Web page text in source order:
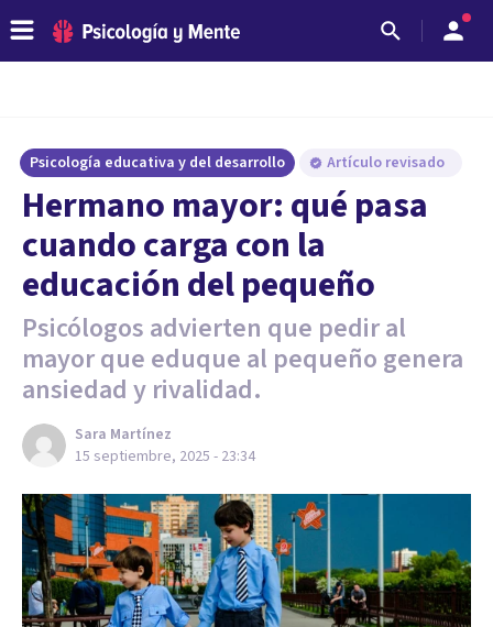
Psicología educativa y del desarrollo Artículo revisado
Hermano mayor: qué pasa
cuando carga con la
educación del pequeño
Psicólogos advierten que pedir al
mayor que eduque al pequeño genera
ansiedad y rivalidad.
Sara Martínez
15 septiembre, 2025 - 23:34